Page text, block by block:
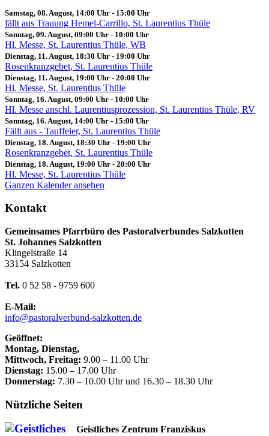
Samstag, 08. August, 14:00 Uhr - 15:00 Uhr
fällt aus Trauung Hemel-Carrillo, St. Laurentius Thüle
Sonntag, 09. August, 09:00 Uhr - 10:00 Uhr
Hl. Messe, St. Laurentius Thüle, WB
Dienstag, 11. August, 18:30 Uhr - 19:00 Uhr
Rosenkranzgebet, St. Laurentius Thüle
Dienstag, 11. August, 19:00 Uhr - 20:00 Uhr
Hl. Messe, St. Laurentius Thüle
Sonntag, 16. August, 09:00 Uhr - 10:00 Uhr
Hl. Messe anschl. Laurentiusprozession, St. Laurentius Thüle, RV
Sonntag, 16. August, 14:00 Uhr - 15:00 Uhr
Fällt aus - Tauffeier, St. Laurentius Thüle
Dienstag, 18. August, 18:30 Uhr - 19:00 Uhr
Rosenkranzgebet, St. Laurentius Thüle
Dienstag, 18. August, 19:00 Uhr - 20:00 Uhr
Hl. Messe, St. Laurentius Thüle
Ganzen Kalender ansehen
Kontakt
Gemeinsames Pfarrbüro des Pastoralverbundes Salzkotten
St. Johannes Salzkotten
Klingelstraße 14
33154 Salzkotten
Tel. 0 52 58 - 9759 600
E-Mail:
info@pastoralverbund-salzkotten.de
Geöffnet:
Montag, Dienstag,
Mittwoch, Freitag: 9.00 – 11.00 Uhr
Dienstag: 15.00 – 17.00 Uhr
Donnerstag: 7.30 – 10.00 Uhr und 16.30 – 18.30 Uhr
Nützliche Seiten
Geistliches Zentrum Franziskus